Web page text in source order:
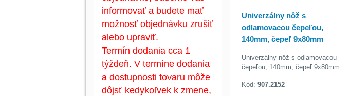
Univerzálny nôž s
odlamovacou čepeľou,
140mm, čepeľ 9x80mm
Univerzálny nôž s odlamovacou
čepeľou, 140mm, čepeľ 9x80mm
Kód:907.2152
informovať a budete mať
možnosť objednávku zrušiť
alebo upraviť.
Termín dodania cca 1
týždeň. V termíne dodania
a dostupnosti tovaru môže
dôjsť kedykoľvek k zmene,